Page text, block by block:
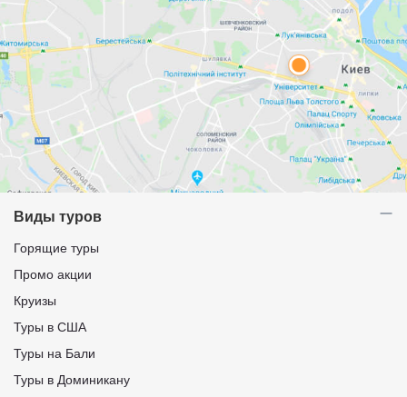
Виды туров
Горящие туры
Промо акции
Круизы
Туры в США
Туры на Бали
Туры в Доминикану